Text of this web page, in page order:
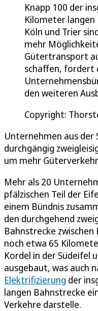
Knapp 100 der
Kilometer langen
Köln und Trier
mehr
Gütertransport
schaffen, fordert
den weiteren
Copyright:
Unternehmen aus der
durchgängig
um mehr
Mehr als 20
pfälzischen Teil der
einem Bündnis
den durchgehend
Bahnstrecke zwischen
noch etwa 65
Kordel in der Südeifel
ausgebaut, was auch
Elektrifizierung der
langen Bahnstrecke
Verkehre darstelle.